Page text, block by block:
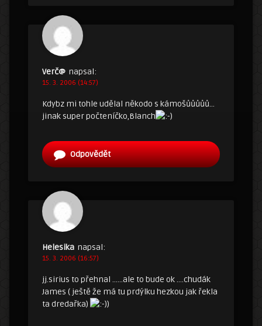
Verč@ napsal:
15. 3. 2006 (14:57)
Kdybz mi tohle udělal někodo s kámošůůůůů…
jinak super počteníčko,Blanch
Odpovědět
Helesika napsal:
15. 3. 2006 (16:57)
jj.sirius to přehnal ……ale to bude ok ….chudák
James ( ještě že má tu prdýlku hezkou jak řekla
ta dredařka)
)